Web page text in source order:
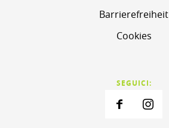
Barrierefreiheit
Cookies
SEGUICI: